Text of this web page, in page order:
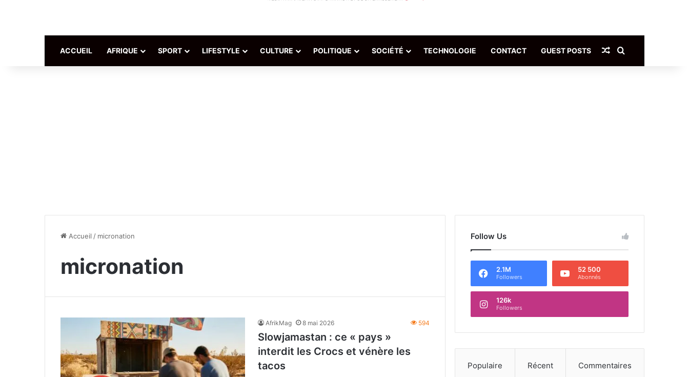
ACCUEIL AFRIQUE SPORT LIFESTYLE CULTURE POLITIQUE SOCIÉTÉ TECHNOLOGIE CONTACT GUEST POSTS Article Aléatoire
Accueil / micronation
micronation
AfrikMag 8 mai 2026 594
Slowjamastan : ce « pays »
interdit les Crocs et vénère les
tacos
Follow Us
2.1M
Followers
52 500
Abonnés
126k
Followers
Populaire Récent Commentaires